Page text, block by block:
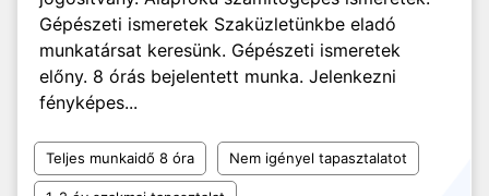
Gépészeti ismeretek Szaküzletünkbe eladó
munkatársat keresünk. Gépészeti ismeretek
előny. 8 órás bejelentett munka. Jelenkezni
fényképes...
Teljes munkaidő 8 óra Nem igényel tapasztalatot